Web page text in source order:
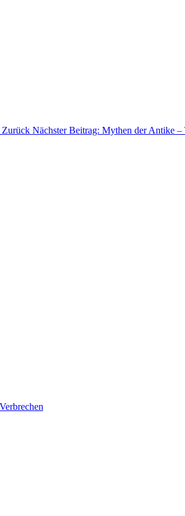
Zurück Nächster Beitrag: Mythen der Antike